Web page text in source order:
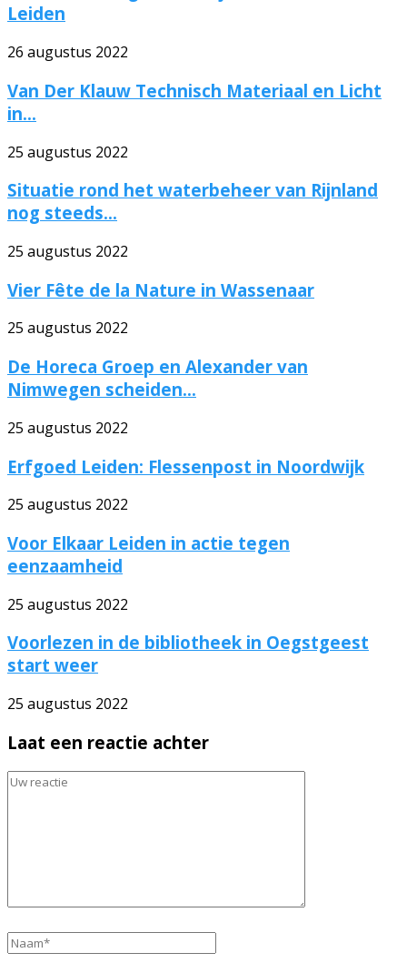
Leiden
26 augustus 2022
Van Der Klauw Technisch Materiaal en Licht
in...
25 augustus 2022
Situatie rond het waterbeheer van Rijnland
nog steeds...
25 augustus 2022
Vier Fête de la Nature in Wassenaar
25 augustus 2022
De Horeca Groep en Alexander van
Nimwegen scheiden...
25 augustus 2022
Erfgoed Leiden: Flessenpost in Noordwijk
25 augustus 2022
Voor Elkaar Leiden in actie tegen
eenzaamheid
25 augustus 2022
Voorlezen in de bibliotheek in Oegstgeest
start weer
25 augustus 2022
Laat een reactie achter